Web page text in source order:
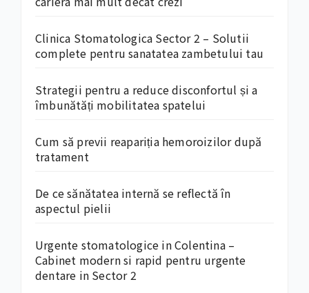
Clinica Stomatologica Sector 2 – Solutii
complete pentru sanatatea zambetului tau
Strategii pentru a reduce disconfortul și a
îmbunătăți mobilitatea spatelui
Cum să previi reapariția hemoroizilor după
tratament
De ce sănătatea internă se reflectă în
aspectul pielii
Urgente stomatologice in Colentina –
Cabinet modern si rapid pentru urgente
dentare in Sector 2